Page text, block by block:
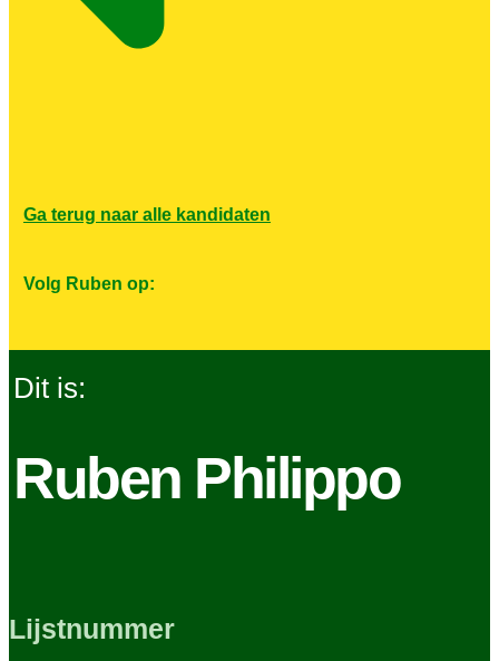
Ga terug naar alle kandidaten
Volg Ruben op:
Dit is:
Ruben Philippo
Lijstnummer